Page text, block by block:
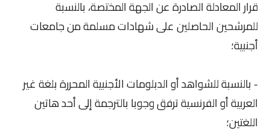
قرار المعادلة الصادرة عن الجهة المختصة، بالنسبة
للمرشحين الحاصلين على شهادات مسلمة من جامعات
أجنبية؛
- بالنسبة للشواهد أو الدبلومات الأجنبية المحررة بلغة غير
العربية أو الفرنسية ترفق وجوبا بالترجمة إلى أحد هاتين
اللغتين؛